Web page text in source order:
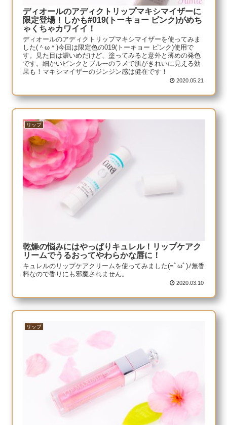
ディオールのアディクトリップマキシマイザーに
限定登場！しかも#019(トーキョー ピンク)がめち
ゃくちゃカワイイ！
ディオールのアディクトリップマキシマイザーを使ってみま
した(＾ω＾)今回は限定色の019(トーキョー ピンク)使用で
す。見た目は濃いめだけど、塗ってみると意外と薄めの発色
です。細かいピンクとブルーのラメで肌がきれいに見える効
果も！マキシマイザーのジンジン感は健在です！
2020.05.21
リップ
乾燥の悩みにはやっぱりキュレル！リップケアク
リームでうるおってやわらかな唇に！
キュレルのリップケアクリームを使ってみました(=ﾟωﾟ)ﾉ無香
料なので香りにも邪魔されません。
2020.03.10
リップ